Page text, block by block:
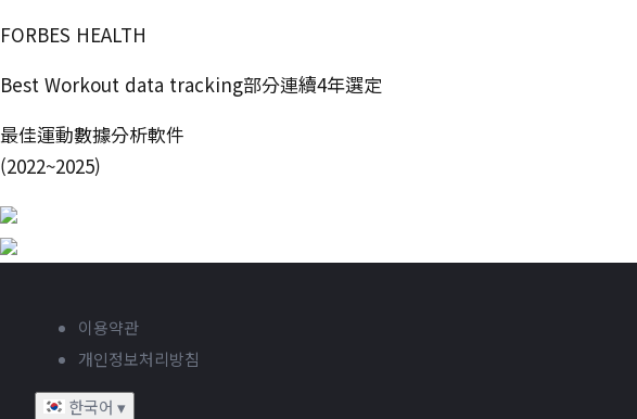
FORBES HEALTH
Best Workout data tracking部分連續4年選定
最佳運動數據分析軟件
(2022~2025)
이용약관
개인정보처리방침
한국어 ▾